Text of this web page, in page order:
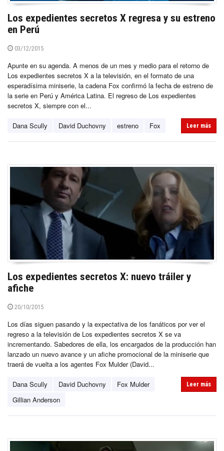
Los expedientes secretos X regresa y su estreno
en Perú
03/12/2015
Apunte en su agenda. A menos de un mes y medio para el retorno de
Los expedientes secretos X a la televisión, en el formato de una
esperadísima miniserie, la cadena Fox confirmó la fecha de estreno de
la serie en Perú y América Latina. El regreso de Los expedientes
secretos X, siempre con el...
Dana Scully David Duchovny estreno Fox Leer más
Los expedientes secretos X: nuevo tráiler y
afiche
20/10/2015
Los días siguen pasando y la expectativa de los fanáticos por ver el
regreso a la televisión de Los expedientes secretos X se va
incrementando. Sabedores de ella, los encargados de la producción han
lanzado un nuevo avance y un afiche promocional de la miniserie que
traerá de vuelta a los agentes Fox Mulder (David...
Dana Scully David Duchovny
Fox Mulder
Gillian Anderson
Leer más